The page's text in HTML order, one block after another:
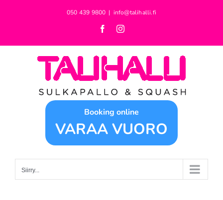
050 439 9800 | info@talihalli.fi
FacebookInstagram
Booking online
VARAA VUORO
Siirry...